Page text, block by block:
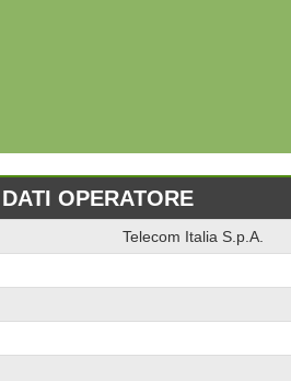
DATI OPERATORE
Telecom Italia S.p.A.